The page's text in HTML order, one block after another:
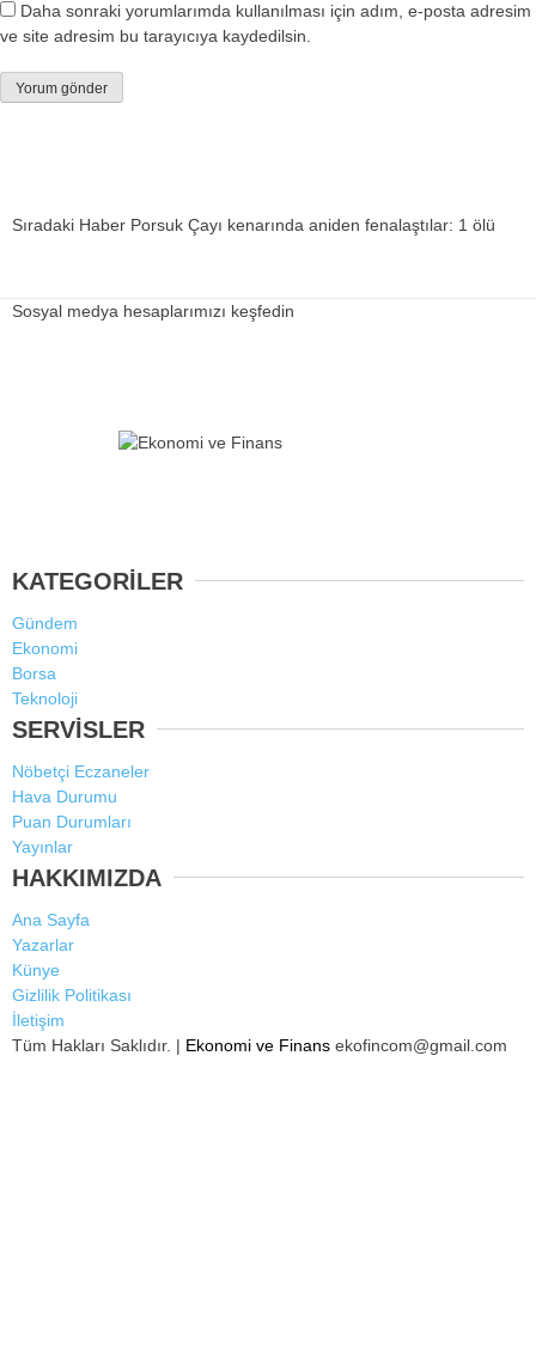
Daha sonraki yorumlarımda kullanılması için adım, e-posta adresim
ve site adresim bu tarayıcıya kaydedilsin.
Sıradaki Haber Porsuk Çayı kenarında aniden fenalaştılar: 1 ölü
Sosyal medya hesaplarımızı keşfedin
KATEGORİLER
Gündem
Ekonomi
Borsa
Teknoloji
SERVİSLER
Nöbetçi Eczaneler
Hava Durumu
Puan Durumları
Yayınlar
HAKKIMIZDA
Ana Sayfa
Yazarlar
Künye
Gizlilik Politikası
İletişim
Tüm Hakları Saklıdır. | Ekonomi ve Finans ekofincom@gmail.com